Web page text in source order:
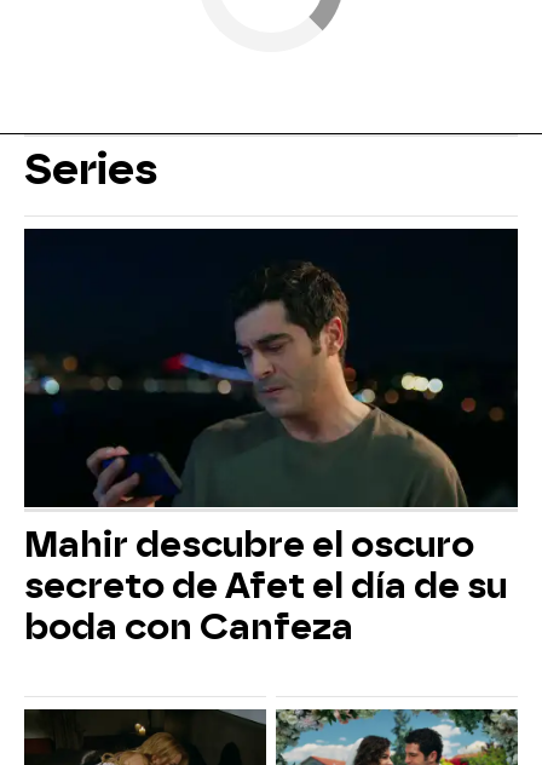
Series
Mahir descubre el oscuro
secreto de Afet el día de su
boda con Canfeza